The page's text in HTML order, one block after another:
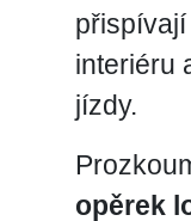
interiéru
jízdy.
opěrek